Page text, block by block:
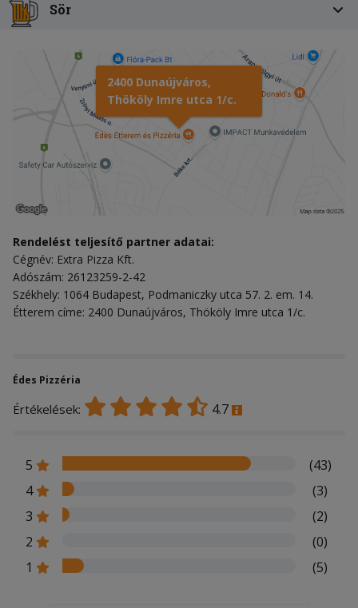
Sör
2400 Dunaújváros,
Thököly Imre utca 1/c.
Rendelést teljesítő partner adatai:
Cégnév: Extra Pizza Kft.
Adószám: 26123259-2-42
Székhely: 1064 Budapest, Podmaniczky utca 57. 2. em. 14.
Étterem címe: 2400 Dunaújváros, Thököly Imre utca 1/c.
Édes Pizzéria
Értékelések: 4.7
5
(43)
4
(3)
3
(2)
2
(0)
1
(5)